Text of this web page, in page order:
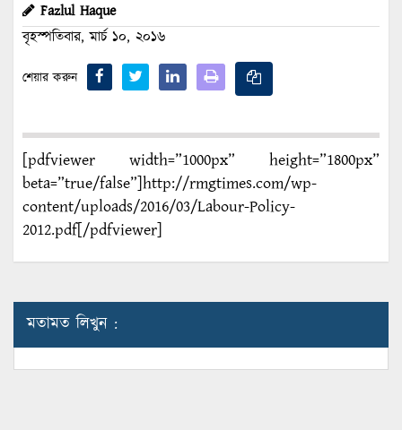
Fazlul Haque
বৃহস্পতিবার, মার্চ ১০, ২০১৬
শেয়ার করুন
[pdfviewer width=”1000px” height=”1800px”
beta=”true/false”]http://rmgtimes.com/wp-
content/uploads/2016/03/Labour-Policy-
2012.pdf[/pdfviewer]
মতামত লিখুন :